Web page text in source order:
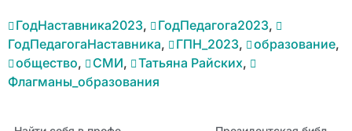
ГодНаставника2023, ГодПедагога2023,
ГодПедагогаНаставника, ГПН_2023, образование,
общество, СМИ, Татьяна Райских,
Флагманы_образования